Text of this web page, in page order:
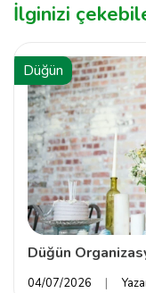
İlginizi
Düğün
Düğün
04/07/2026